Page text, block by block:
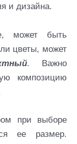
и дизайна.
быть
цветы, может
. Важно
композицию
при выборе
ее размер.